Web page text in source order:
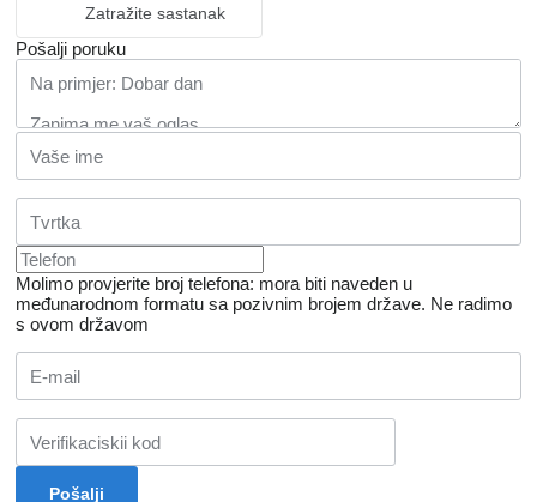
Zatražite sastanak
Pošalji poruku
Molimo provjerite broj telefona: mora biti naveden u
međunarodnom formatu sa pozivnim brojem države. Ne radimo
s ovom državom